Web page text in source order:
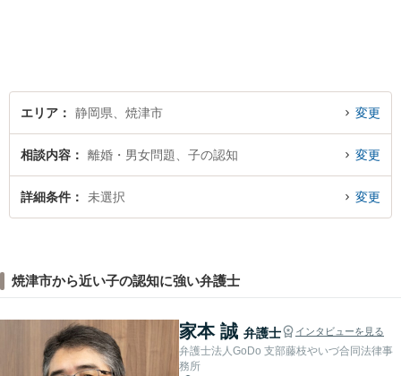
エリア 静岡県、焼津市 変更
相談内容 離婚・男女問題、子の認知 変更
詳細条件 未選択 変更
焼津市から近い子の認知に強い弁護士
家本 誠 弁護士 インタビューを見る
弁護士法人GoDo 支部藤枝やいづ合同法律事
務所